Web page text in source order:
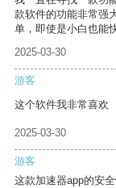
款软件的功能非常强
单，即使是小白也能
2025-03-30
游客
这个软件我非常喜欢
2025-03-30
游客
这款加速器app的安